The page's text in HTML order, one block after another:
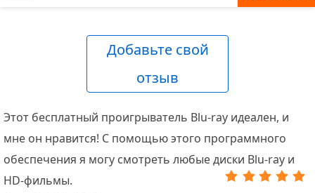
Добавьте свой
отзыв
Этот бесплатный проигрыватель Blu-ray идеален, и
мне он нравится! С помощью этого программного
обеспечения я могу смотреть любые диски Blu-ray и
HD-фильмы.